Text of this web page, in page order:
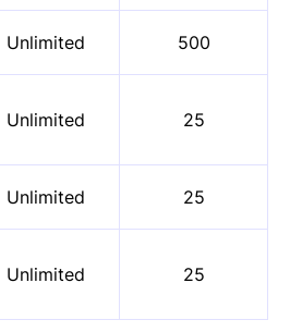
Unlimited 500
Unlimited 25
Unlimited 25
Unlimited 25